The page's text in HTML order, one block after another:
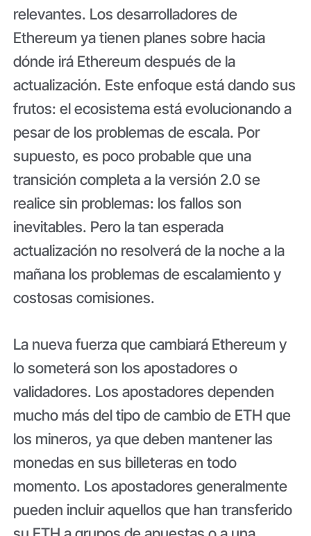
relevantes. Los desarrolladores de
Ethereum ya tienen planes sobre hacia
dónde irá Ethereum después de la
actualización. Este enfoque está dando sus
frutos: el ecosistema está evolucionando a
pesar de los problemas de escala. Por
supuesto, es poco probable que una
transición completa a la versión 2.0 se
realice sin problemas: los fallos son
inevitables. Pero la tan esperada
actualización no resolverá de la noche a la
mañana los problemas de escalamiento y
costosas comisiones.
La nueva fuerza que cambiará Ethereum y
lo someterá son los apostadores o
validadores. Los apostadores dependen
mucho más del tipo de cambio de ETH que
los mineros, ya que deben mantener las
monedas en sus billeteras en todo
momento. Los apostadores generalmente
pueden incluir aquellos que han transferido